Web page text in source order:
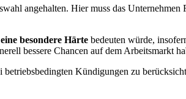
angehalten. Hier muss das
besondere Härte bedeuten würde,
bessere Chancen auf dem Arbeitsmarkt
Kündigungen zu